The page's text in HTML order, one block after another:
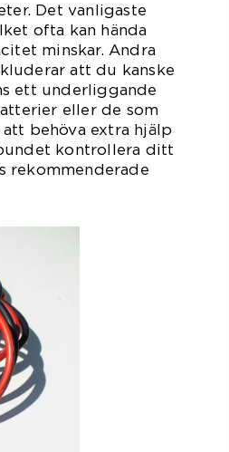
Det vanligaste
ofta kan hända
minskar. Andra
att du kanske
ett underliggande
eller de som
behöva extra hjälp
kontrollera ditt
rekommenderade